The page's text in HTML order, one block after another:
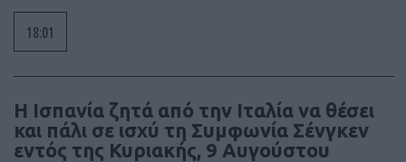
18:01
Η Ισπανία ζητά από την Ιταλία να θέσει
και πάλι σε ισχύ τη Συμφωνία Σένγκεν
εντός της Κυριακής, 9 Αυγούστου